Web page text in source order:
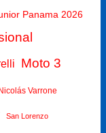
Panama 2026
Moto 3
Nicolás Varrone
San Lorenzo